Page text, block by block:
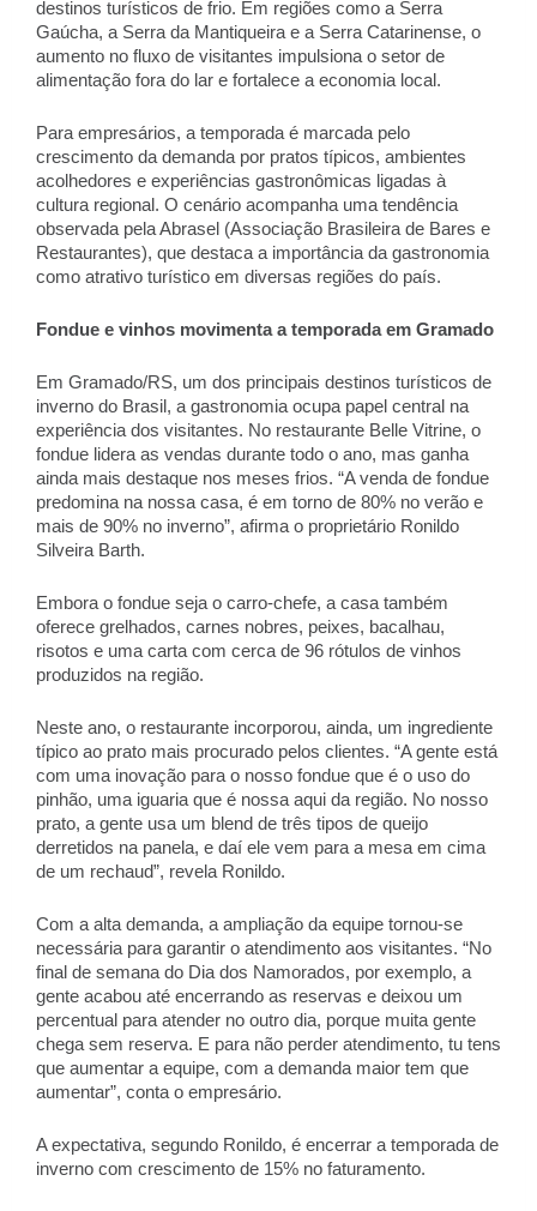
destinos turísticos de frio. Em regiões como a Serra
Gaúcha, a Serra da Mantiqueira e a Serra Catarinense, o
aumento no fluxo de visitantes impulsiona o setor de
alimentação fora do lar e fortalece a economia local.
Para empresários, a temporada é marcada pelo
crescimento da demanda por pratos típicos, ambientes
acolhedores e experiências gastronômicas ligadas à
cultura regional. O cenário acompanha uma tendência
observada pela Abrasel (Associação Brasileira de Bares e
Restaurantes), que destaca a importância da gastronomia
como atrativo turístico em diversas regiões do país.
Fondue e vinhos movimenta a temporada em Gramado
Em Gramado/RS, um dos principais destinos turísticos de
inverno do Brasil, a gastronomia ocupa papel central na
experiência dos visitantes. No restaurante Belle Vitrine, o
fondue lidera as vendas durante todo o ano, mas ganha
ainda mais destaque nos meses frios. “A venda de fondue
predomina na nossa casa, é em torno de 80% no verão e
mais de 90% no inverno”, afirma o proprietário Ronildo
Silveira Barth.
Embora o fondue seja o carro-chefe, a casa também
oferece grelhados, carnes nobres, peixes, bacalhau,
risotos e uma carta com cerca de 96 rótulos de vinhos
produzidos na região.
Neste ano, o restaurante incorporou, ainda, um ingrediente
típico ao prato mais procurado pelos clientes. “A gente está
com uma inovação para o nosso fondue que é o uso do
pinhão, uma iguaria que é nossa aqui da região. No nosso
prato, a gente usa um blend de três tipos de queijo
derretidos na panela, e daí ele vem para a mesa em cima
de um rechaud”, revela Ronildo.
Com a alta demanda, a ampliação da equipe tornou-se
necessária para garantir o atendimento aos visitantes. “No
final de semana do Dia dos Namorados, por exemplo, a
gente acabou até encerrando as reservas e deixou um
percentual para atender no outro dia, porque muita gente
chega sem reserva. E para não perder atendimento, tu tens
que aumentar a equipe, com a demanda maior tem que
aumentar”, conta o empresário.
A expectativa, segundo Ronildo, é encerrar a temporada de
inverno com crescimento de 15% no faturamento.